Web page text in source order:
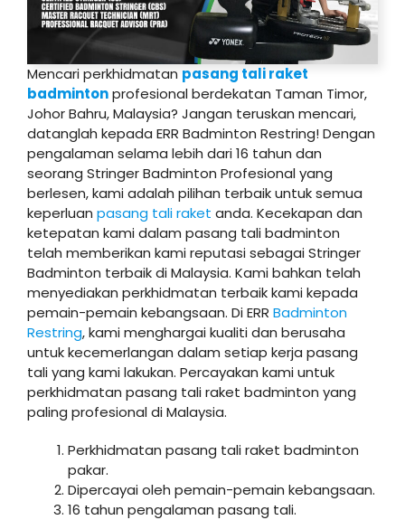
Mencari perkhidmatan pasang tali raket
badmintonprofesional berdekatan Taman Timor,
Johor Bahru, Malaysia? Jangan teruskan mencari,
datanglah kepada ERR Badminton Restring! Dengan
pengalaman selama lebih dari 16 tahun dan
seorang Stringer Badminton Profesional yang
berlesen, kami adalah pilihan terbaik untuk semua
keperluan pasang tali raket anda. Kecekapan dan
ketepatan kami dalam pasang tali badminton
telah memberikan kami reputasi sebagai Stringer
Badminton terbaik di Malaysia. Kami bahkan telah
menyediakan perkhidmatan terbaik kami kepada
pemain-pemain kebangsaan. Di ERR Badminton
Restring, kami menghargai kualiti dan berusaha
untuk kecemerlangan dalam setiap kerja pasang
tali yang kami lakukan. Percayakan kami untuk
perkhidmatan pasang tali raket badminton yang
paling profesional di Malaysia.
Perkhidmatan pasang tali raket badminton
pakar.
Dipercayai oleh pemain-pemain kebangsaan.
16 tahun pengalaman pasang tali.